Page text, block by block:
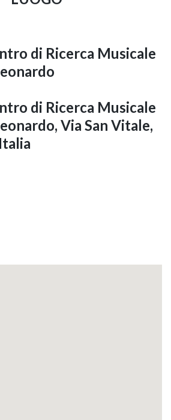
di Ricerca Musicale
di Ricerca Musicale
Via San Vitale,